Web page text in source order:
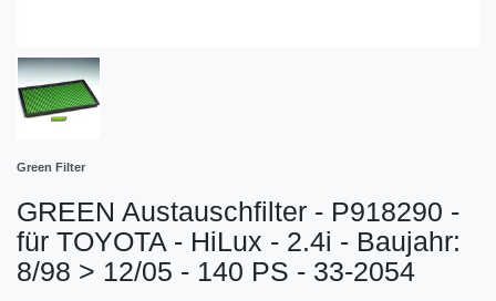
Green Filter
GREEN Austauschfilter - P918290 -
für TOYOTA - HiLux - 2.4i - Baujahr:
8/98 > 12/05 - 140 PS - 33-2054